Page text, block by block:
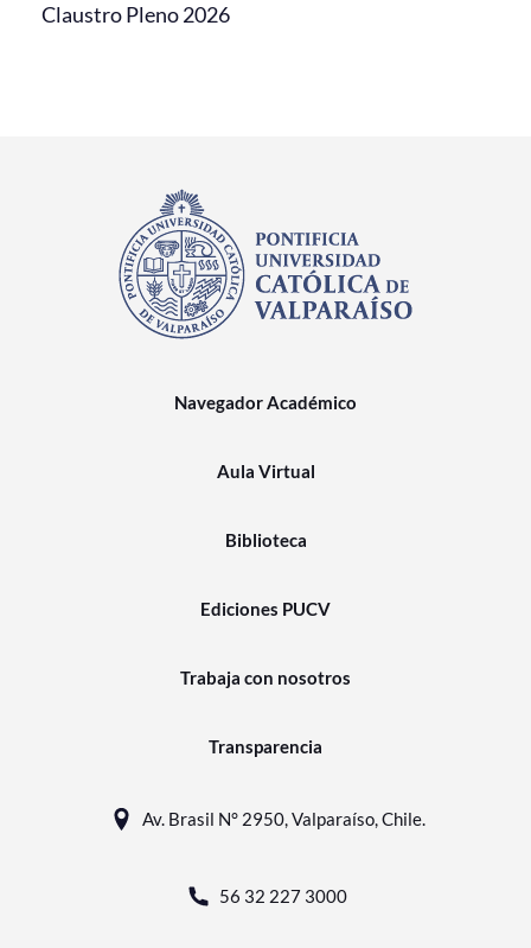
Claustro Pleno 2026
Navegador Académico
Aula Virtual
Biblioteca
Ediciones PUCV
Trabaja con nosotros
Transparencia
Av. Brasil N° 2950, Valparaíso, Chile.
56 32 227 3000